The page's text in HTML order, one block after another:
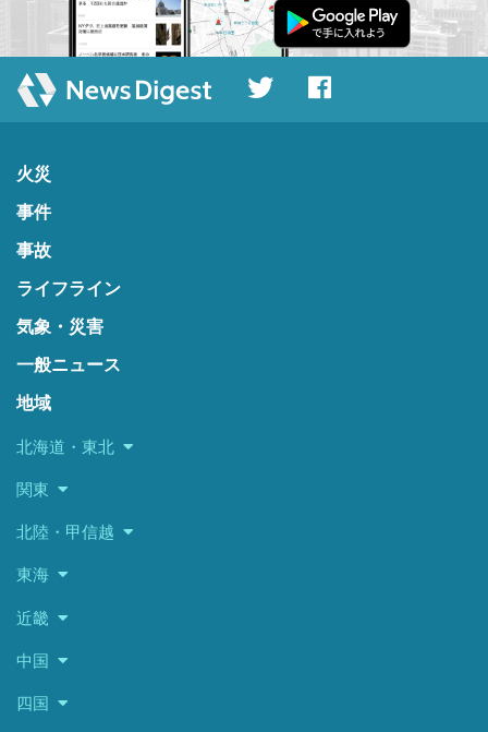
火災
事件
事故
ライフライン
気象・災害
一般ニュース
地域
北海道・東北
関東
北陸・甲信越
東海
近畿
中国
四国